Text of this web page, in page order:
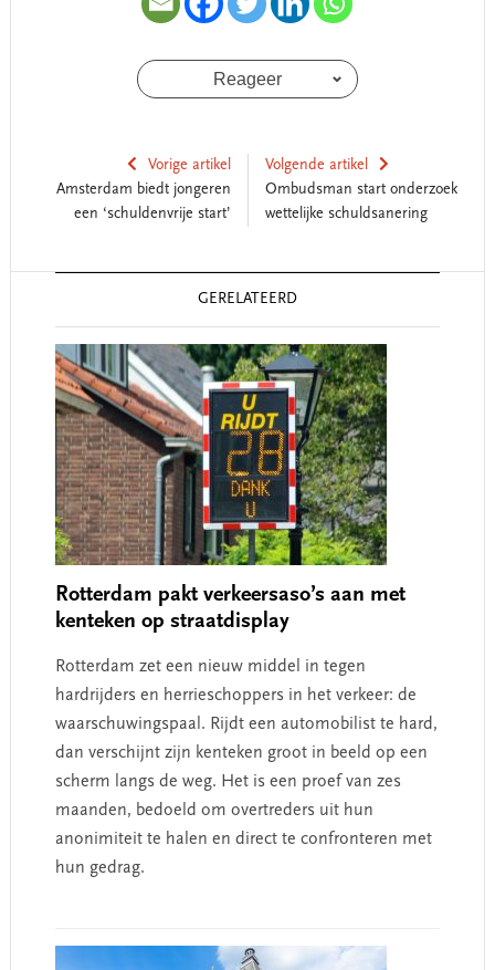
Reageer
Vorige artikel
Amsterdam biedt jongeren
een ‘schuldenvrije start’
Volgende artikel
Ombudsman start onderzoek
wettelijke schuldsanering
GERELATEERD
Rotterdam pakt verkeersaso’s aan met
kenteken op straatdisplay
Rotterdam zet een nieuw middel in tegen
hardrijders en herrieschoppers in het verkeer: de
waarschuwingspaal. Rijdt een automobilist te hard,
dan verschijnt zijn kenteken groot in beeld op een
scherm langs de weg. Het is een proef van zes
maanden, bedoeld om overtreders uit hun
anonimiteit te halen en direct te confronteren met
hun gedrag.